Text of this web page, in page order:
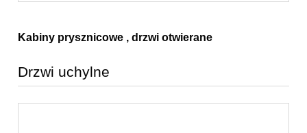
Kabiny prysznicowe , drzwi otwierane
Drzwi uchylne